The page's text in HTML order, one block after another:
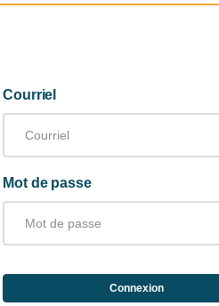
Courriel
Mot de passe
Connexion